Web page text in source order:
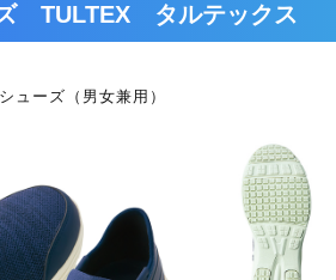
TULTEX タルテックス
ューズ（男女兼用）